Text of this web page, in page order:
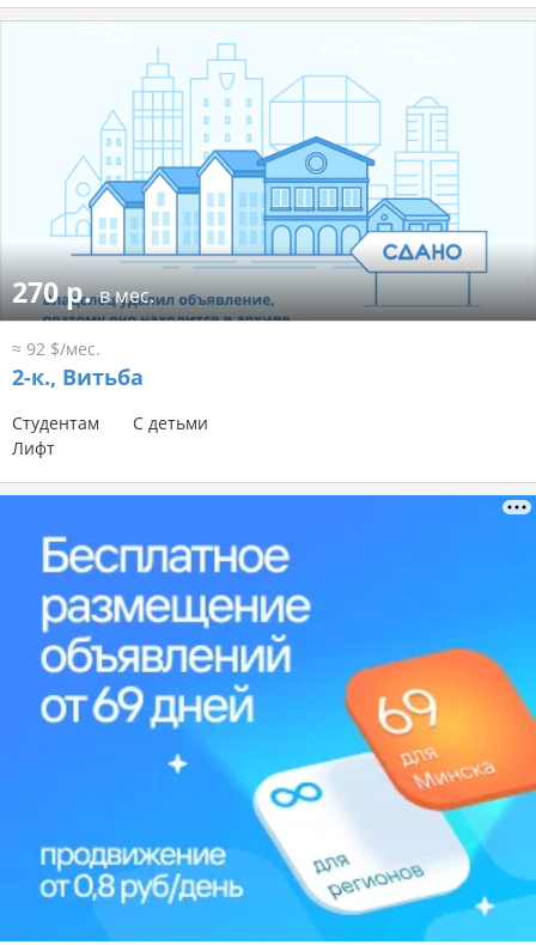
270 р.в мес.
≈ 92 $/мес.
2-к., Витьба
Студентам
С детьми
Лифт